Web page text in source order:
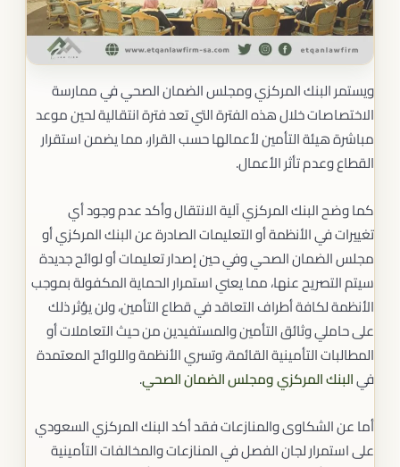
ويستمر البنك المركزي ومجلس الضمان الصحي في ممارسة
الاختصاصات خلال هذه الفترة التي تعد فترة انتقالية لحين موعد
مباشرة هيئة التأمين لأعمالها حسب القرار، مما يضمن استقرار
القطاع وعدم تأثر الأعمال.
كما وضح البنك المركزي آلية الانتقال وأكد عدم وجود أي
تغييرات في الأنظمة أو التعليمات الصادرة عن البنك المركزي أو
مجلس الضمان الصحي وفي حين إصدار تعليمات أو لوائح جديدة
سيتم التصريح عنها، مما يعني استمرار الحماية المكفولة بموجب
الأنظمة لكافة أطراف التعاقد في قطاع التأمين، ولن يؤثر ذلك
على حاملي وثائق التأمين والمستفيدين من حيث التعاملات أو
المطالبات التأمينية القائمة، وتسري الأنظمة واللوائح المعتمدة
فيالبنك المركزيومجلس الضمان الصحي.
أما عن الشكاوى والمنازعات فقد أكد البنك المركزي السعودي
على استمرار لجان الفصل في المنازعات والمخالفات التأمينية